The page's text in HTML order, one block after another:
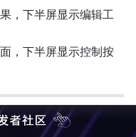
，下半屏显示编辑工
，下半屏显示控制按
弹出时的输入